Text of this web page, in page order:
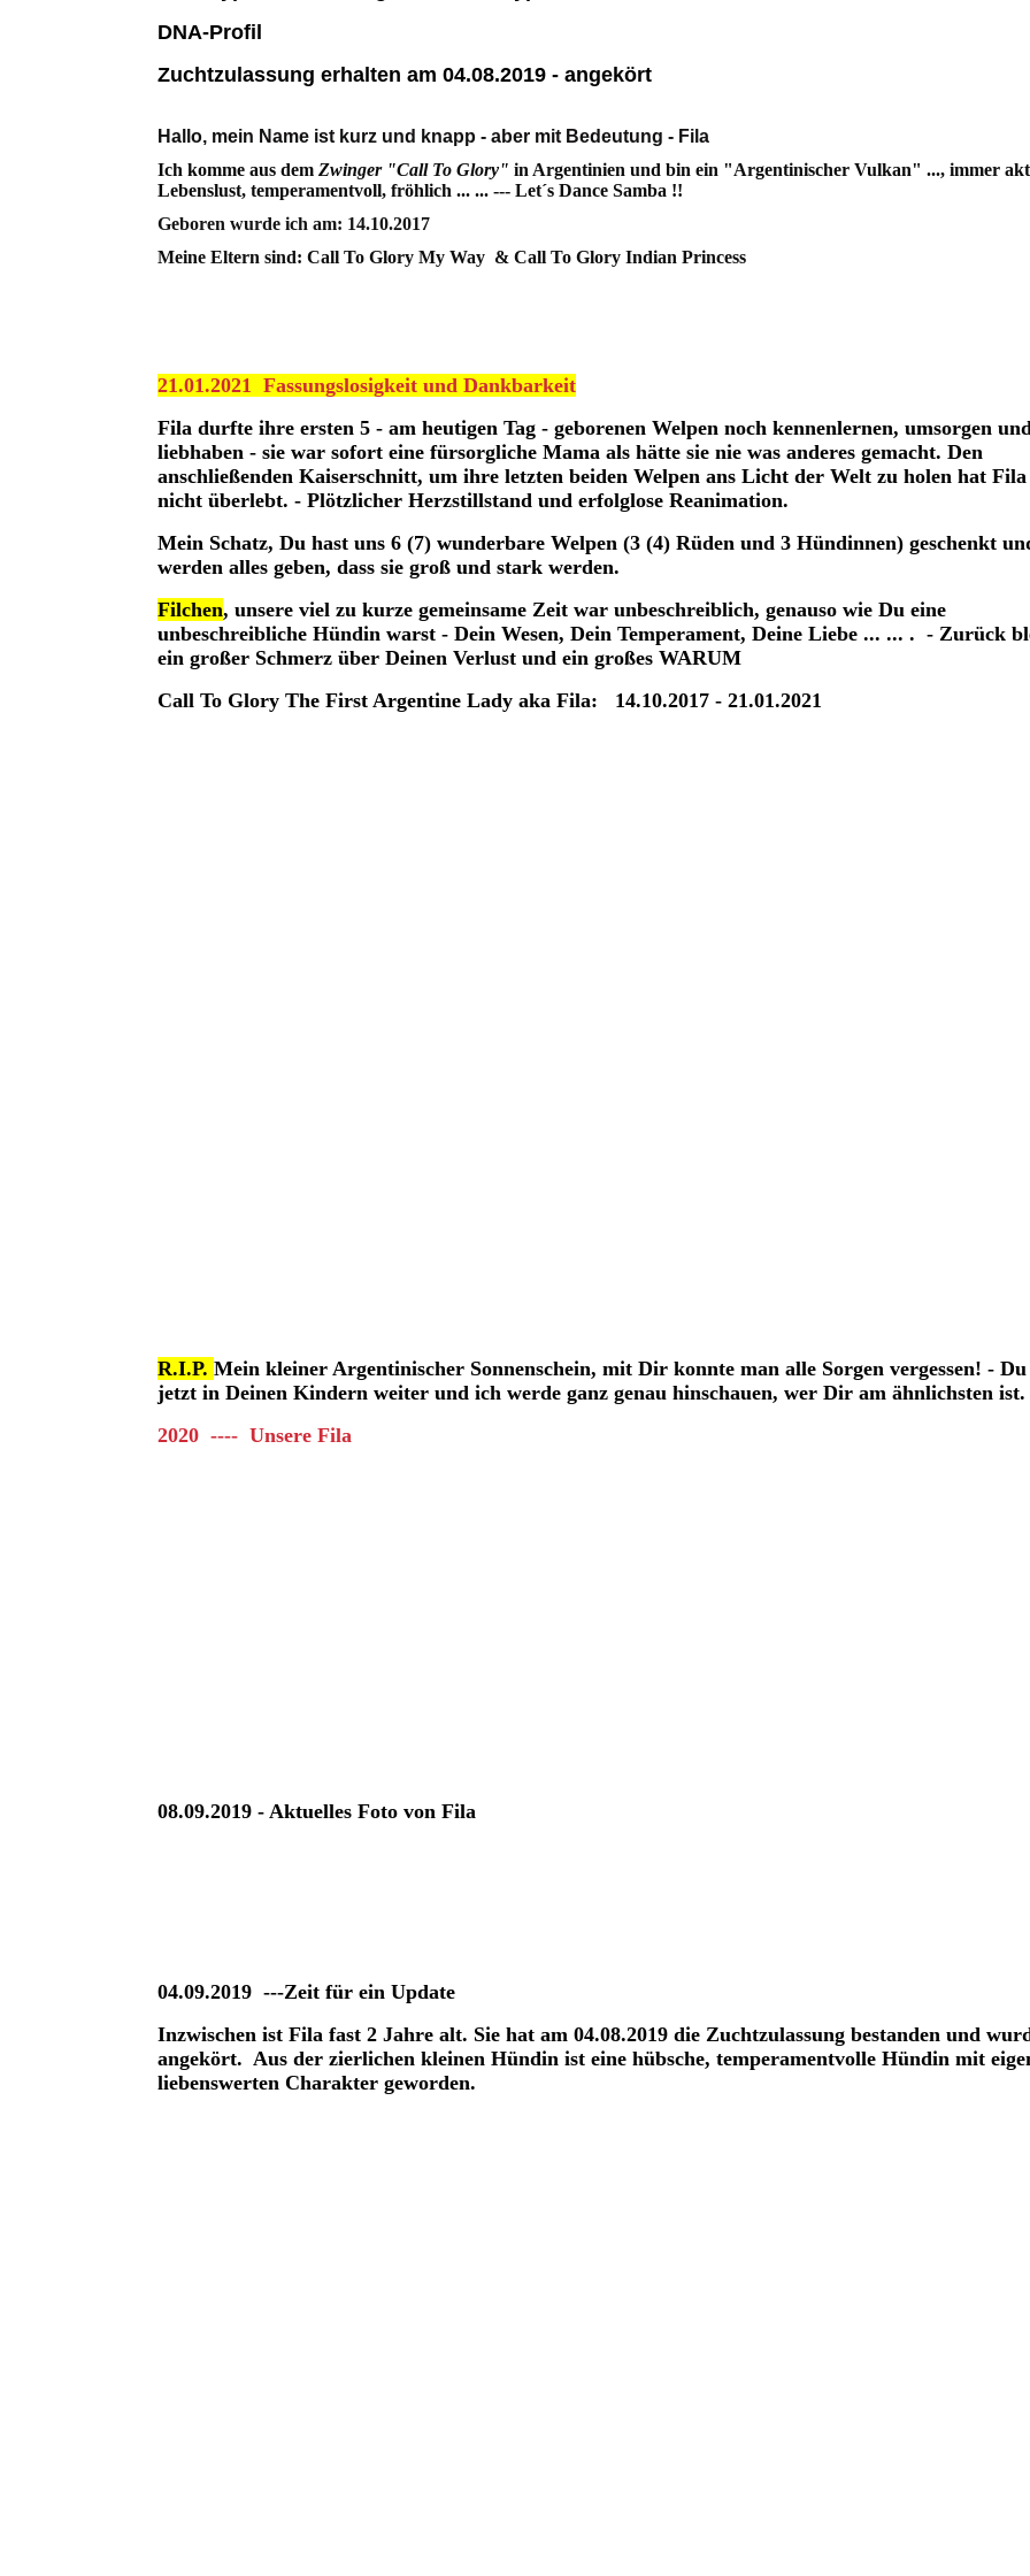
DNA-Profil
Zuchtzulassung erhalten am 04.08.2019 - angekört
Hallo, mein Name ist kurz und knapp - aber mit Bedeutung - Fila
Ich komme aus dem Zwinger "Call To Glory" in Argentinien und bin ein "Argentinischer Vulkan" ..., immer
Lebenslust, temperamentvoll, fröhlich ... ... --- Let´s Dance Samba !!
Geboren wurde ich am: 14.10.2017
Meine Eltern sind: Call To Glory My Way & Call To Glory Indian Princess
21.01.2021 Fassungslosigkeit und Dankbarkeit
Fila durfte ihre ersten 5 - am heutigen Tag - geborenen Welpen noch kennenlernen, umsorgen und
liebhaben - sie war sofort eine fürsorgliche Mama als hätte sie nie was anderes gemacht. Den
anschließenden Kaiserschnitt, um ihre letzten beiden Welpen ans Licht der Welt zu holen hat
nicht überlebt. - Plötzlicher Herzstillstand und erfolglose Reanimation.
Mein Schatz, Du hast uns 6 (7) wunderbare Welpen (3 (4) Rüden und 3 Hündinnen) geschenkt
werden alles geben, dass sie groß und stark werden.
Filchen, unsere viel zu kurze gemeinsame Zeit war unbeschreiblich, genauso wie Du eine
unbeschreibliche Hündin warst - Dein Wesen, Dein Temperament, Deine Liebe ... ... . - Zurück
ein großer Schmerz über Deinen Verlust und ein großes WARUM
Call To Glory The First Argentine Lady aka Fila: 14.10.2017 - 21.01.2021
R.I.P. Mein kleiner Argentinischer Sonnenschein, mit Dir konnte man alle Sorgen vergessen! -
jetzt in Deinen Kindern weiter und ich werde ganz genau hinschauen, wer Dir am ähnlichsten ist.
2020 ---- Unsere Fila
08.09.2019 - Aktuelles Foto von Fila
04.09.2019 ---Zeit für ein Update
Inzwischen ist Fila fast 2 Jahre alt. Sie hat am 04.08.2019 die Zuchtzulassung bestanden und
angekört. Aus der zierlichen kleinen Hündin ist eine hübsche, temperamentvolle Hündin mit
liebenswerten Charakter geworden.